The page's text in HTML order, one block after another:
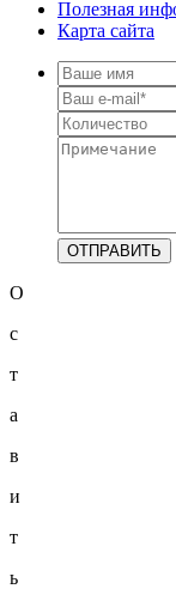
Полезная
Карта сайта
О
с
т
а
в
и
т
ь